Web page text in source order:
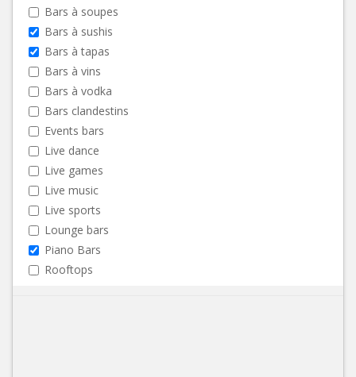
Bars à soupes
Bars à sushis
Bars à tapas
Bars à vins
Bars à vodka
Bars clandestins
Events bars
Live dance
Live games
Live music
Live sports
Lounge bars
Piano Bars
Rooftops